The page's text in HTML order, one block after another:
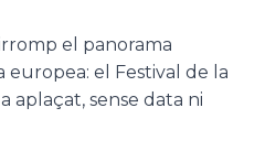
el panorama
europea: el Festival de la
aplaçat, sense data ni